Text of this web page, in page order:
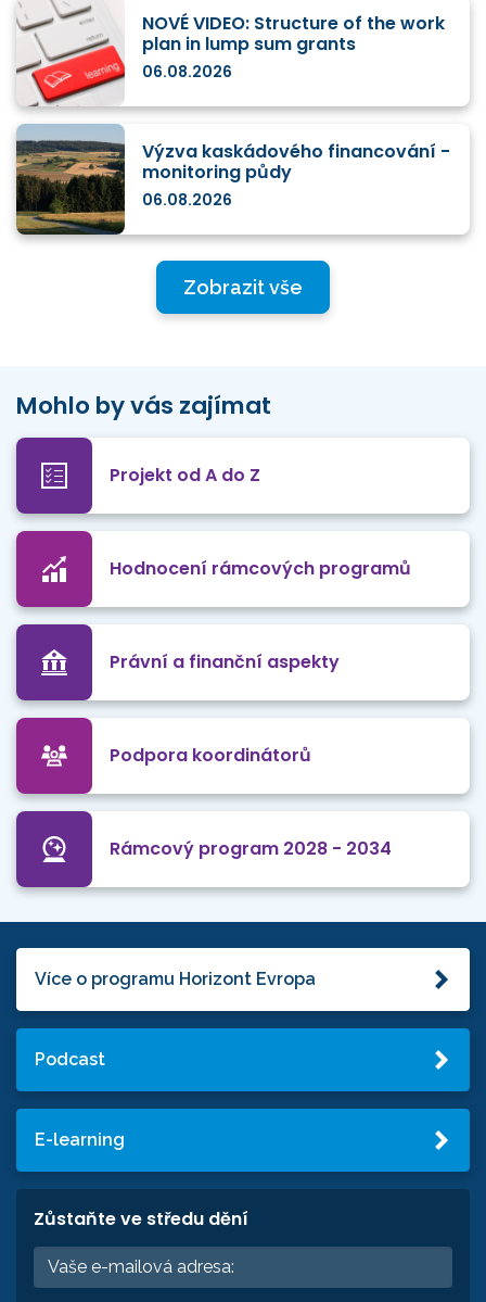
NOVÉ VIDEO: Structure of the work
plan in lump sum grants
06.08.2026
Výzva kaskádového financování -
monitoring půdy
06.08.2026
Zobrazit vše
Mohlo by vás zajímat
Projekt od A do Z
Hodnocení rámcových programů
Právní a finanční aspekty
Podpora koordinátorů
Rámcový program 2028 - 2034
Více o programu Horizont Evropa
Podcast
E-learning
Zůstaňte ve středu dění